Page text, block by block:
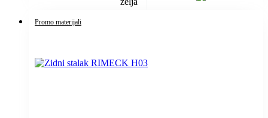
Promo materijali